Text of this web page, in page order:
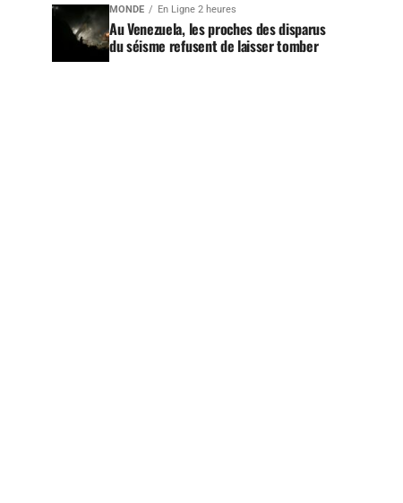
MONDE En Ligne 2 heures
Au Venezuela, les proches des disparus
du séisme refusent de laisser tomber